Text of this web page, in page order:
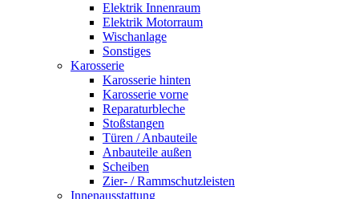
Elektrik Innenraum
Elektrik Motorraum
Wischanlage
Sonstiges
Karosserie
Karosserie hinten
Karosserie vorne
Reparaturbleche
Stoßstangen
Türen / Anbauteile
Anbauteile außen
Scheiben
Zier- / Rammschutzleisten
Innenausstattung